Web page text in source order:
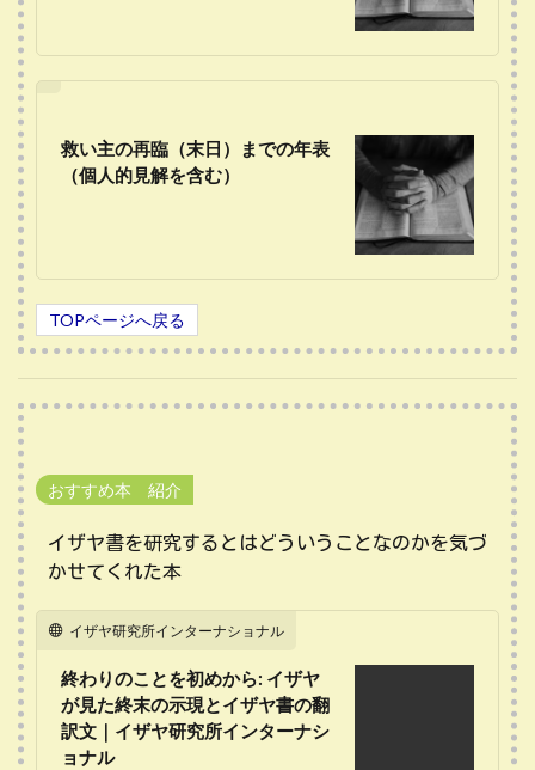
救い主の再臨（末日）までの年表
（個人的見解を含む）
TOPページへ戻る
おすすめ本 紹介
イザヤ書を研究するとはどういうことなのかを気づ
かせてくれた本
イザヤ研究所インターナショナル
終わりのことを初めから: イザヤ
が見た終末の示現とイザヤ書の翻
訳文｜イザヤ研究所インターナシ
ョナル